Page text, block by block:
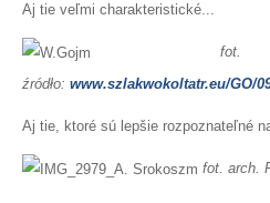
Aj tie veľmi charakteristické...
fot.
źródło: www.szlakwokoltatr.eu/GO/
Aj tie, ktoré sú lepšie rozpoznateľné
fot. arch.